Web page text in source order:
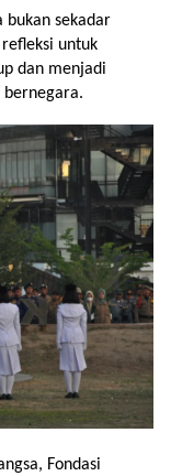
bukan sekadar
untuk
dan menjadi
bernegara.
Fondasi